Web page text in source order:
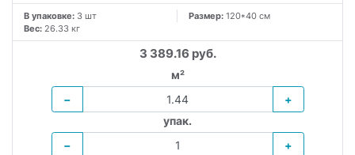
В упаковке: 3 шт Размер: 120*40 см
Вес: 26.33 кг
3 389.16 руб.
м²
−
+
упак.
−
+